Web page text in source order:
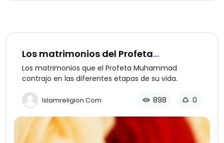
Los matrimonios del Profeta
Muhammad
Los matrimonios que el Profeta Muhammad
contrajo en las diferentes etapas de su vida.
Islamreligion.com 898 0